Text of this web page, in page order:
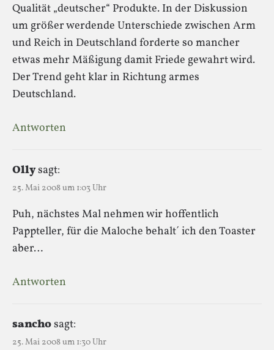
Qualität „deutscher“ Produkte. In der Diskussion
um größer werdende Unterschiede zwischen Arm
und Reich in Deutschland forderte so mancher
etwas mehr Mäßigung damit Friede gewahrt wird.
Der Trend geht klar in Richtung armes
Deutschland.
Antworten
Ollysagt:
25. Mai 2008 um 1:03 Uhr
Puh, nächstes Mal nehmen wir hoffentlich
Pappteller, für die Maloche behalt´ ich den Toaster
aber…
Antworten
sanchosagt:
25. Mai 2008 um 1:30 Uhr